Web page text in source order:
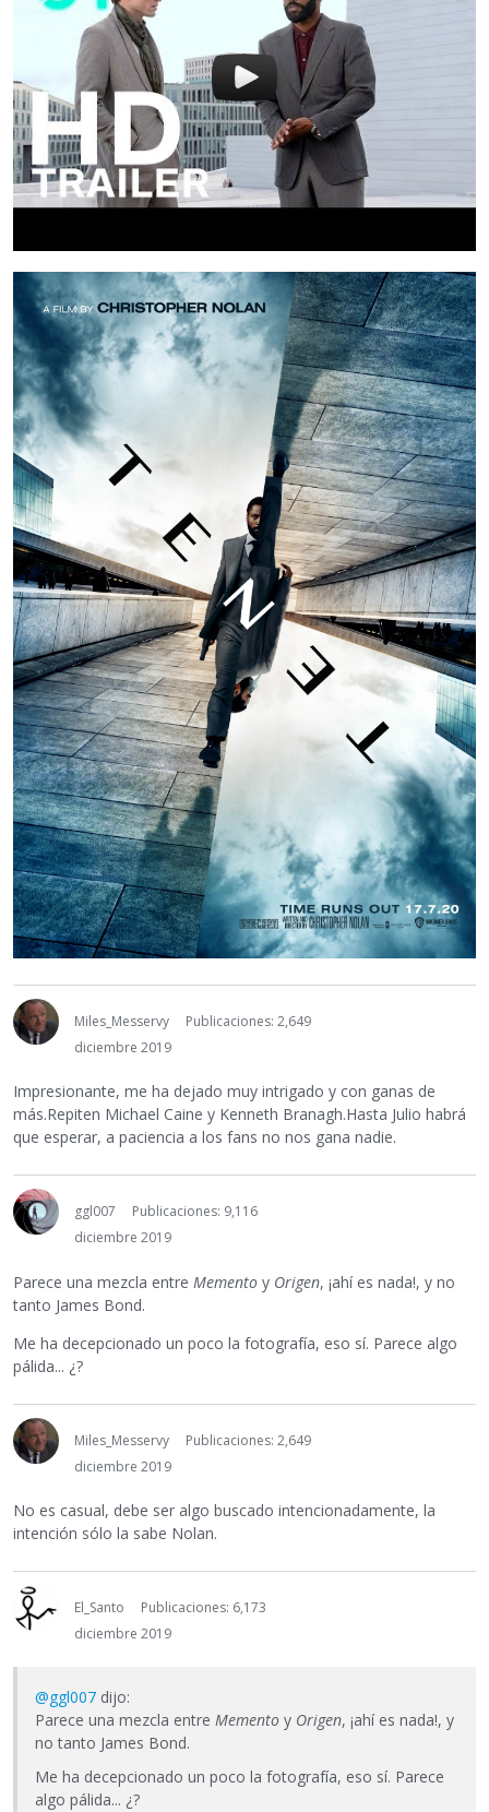
Miles_Messervy
Publicaciones: 2,649
diciembre 2019
Impresionante, me ha dejado muy intrigado y con ganas de
más.Repiten Michael Caine y Kenneth Branagh.Hasta Julio habrá
que esperar, a paciencia a los fans no nos gana nadie.
ggl007
Publicaciones: 9,116
diciembre 2019
Parece una mezcla entre Memento y Origen, ¡ahí es nada!, y no
tanto James Bond.
Me ha decepcionado un poco la fotografía, eso sí. Parece algo
pálida... ¿?
Miles_Messervy
Publicaciones: 2,649
diciembre 2019
No es casual, debe ser algo buscado intencionadamente, la
intención sólo la sabe Nolan.
El_Santo
Publicaciones: 6,173
diciembre 2019
@ggl007 dijo:
Parece una mezcla entre Memento y Origen, ¡ahí es nada!, y
no tanto James Bond.
Me ha decepcionado un poco la fotografía, eso sí. Parece
algo pálida... ¿?